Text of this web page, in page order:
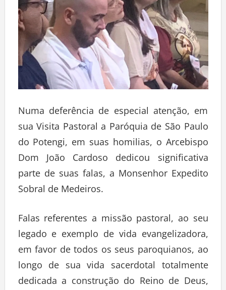
Numa deferência de especial atenção, em
sua Visita Pastoral a Paróquia de São Paulo
do Potengi, em suas homilias, o Arcebispo
Dom João Cardoso dedicou significativa
parte de suas falas, a Monsenhor Expedito
Sobral de Medeiros.
Falas referentes a missão pastoral, ao seu
legado e exemplo de vida evangelizadora,
em favor de todos os seus paroquianos, ao
longo de sua vida sacerdotal totalmente
dedicada a construção do Reino de Deus,